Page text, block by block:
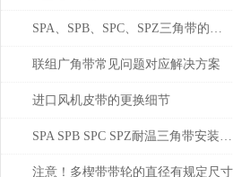
SPA、SPB、SPC、SPZ三角带的正确使用方法
联组广角带常见问题对应解决方案
进口风机皮带的更换细节
SPA SPB SPC SPZ耐温三角带安装注意事项
注意！多楔带带轮的直径有规定尺寸